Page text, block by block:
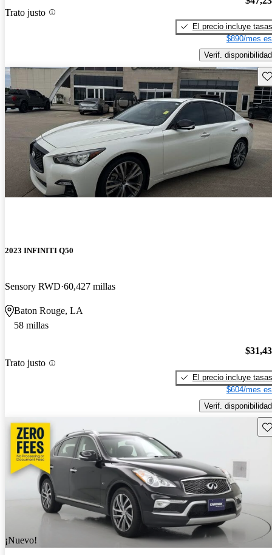
Trato justo
El precio incluye tasas
$890/mes
Verif. disponibilidad
2023 INFINITI Q50
Sensory RWD 60,427 millas
Baton Rouge, LA
58 millas
Trato justo
El precio incluye tasas
$604/mes
Verif. disponibilidad
¡Nuevo!